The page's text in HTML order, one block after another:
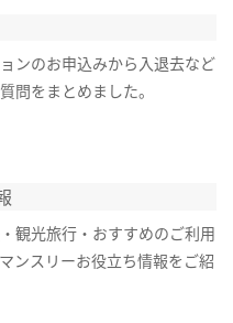
ンのお申込みから入退去など
問をまとめました。
観光旅行・おすすめのご利用
ンスリーお役立ち情報をご紹